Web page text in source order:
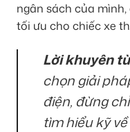
ngân sách của
tối ưu cho chiếc xe
Lời khuyên
chọn giải
điện, đừng
tìm hiểu kỹ